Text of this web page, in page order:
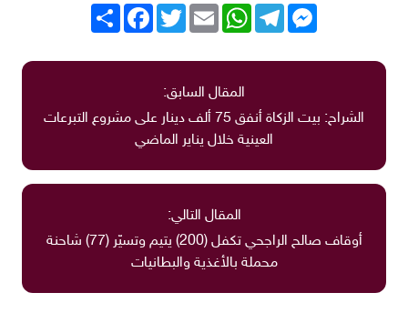
انشر
FacebookTwitterEmail
WhatsAppTelegram
Messenger
المقال السابق:
الشراح: بيت الزكاة أنفق 75 ألف دينار على مشروع التبرعات
العينية خلال يناير الماضي
المقال التالي:
أوقاف صالح الراجحي تكفل (200) يتيم وتسيّر (77) شاحنة
محملة بالأغذية والبطانيات